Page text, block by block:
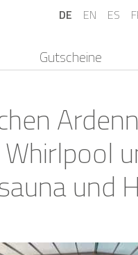
DE EN ES
Gutscheine
und